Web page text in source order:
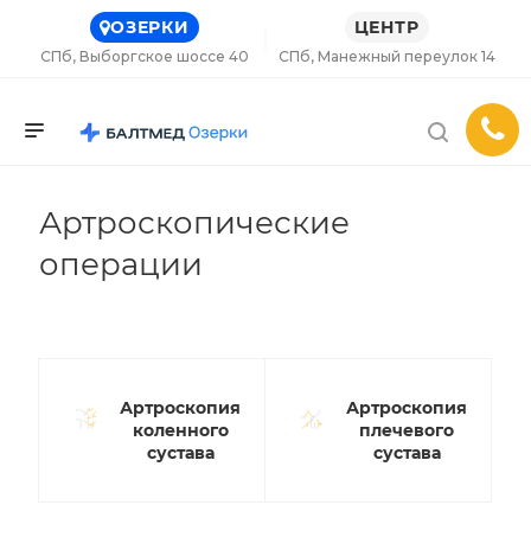
ОЗЕРКИ
СПб, Выборгское шоссе 40
ЦЕНТР
СПб, Манежный переулок 14
Артроскопические
операции
Артроскопия
коленного
сустава
Артроскопия
плечевого
сустава